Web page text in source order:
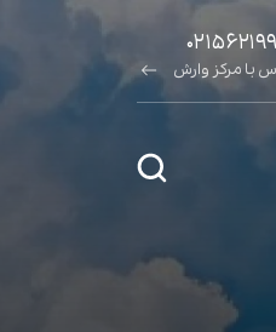
با مرکز وارش